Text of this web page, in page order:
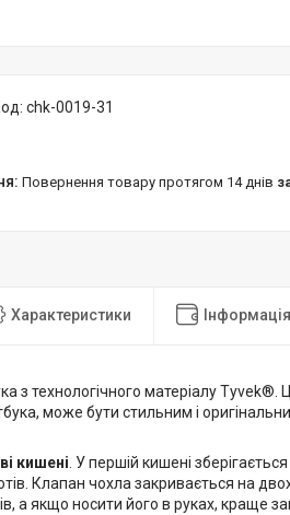
chk-0019-31
повернення товару протягом 14 днів
Характеристики
з технологічного матеріалу
може бути стильним і
кишені . У першій кишені
Клапан чохла закривається на
а якщо носити його в руках, краще